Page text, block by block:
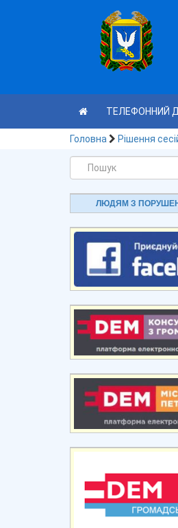
ТЕЛЕФОННИЙ
Головна Рішення
ЛЮДЯМ З